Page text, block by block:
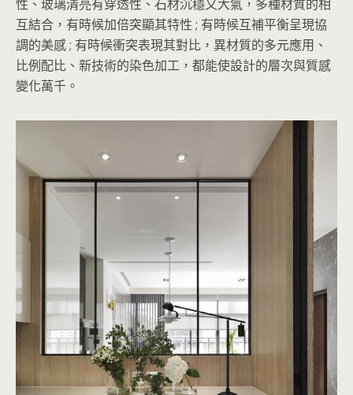
性、玻璃清亮有穿透性、石材沉穩又大氣，多種材質的相
互結合，有時候加倍突顯其特性 ; 有時候互補平衡呈現協
調的美感 ; 有時候衝突表現其對比，異材質的多元應用、
比例配比、新技術的染色加工，都能使設計的層次與質感
變化萬千。